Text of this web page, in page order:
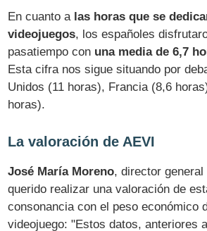
En cuanto a las horas que se
videojuegos, los españoles
pasatiempo con una media de 6,7
Esta cifra nos sigue situando por
Unidos (11 horas), Francia (8,6
horas).
La valoración de AEVI
José María Moreno, director general
querido realizar una valoración de
consonancia con el peso económico
videojuego: "Estos datos, anteriores